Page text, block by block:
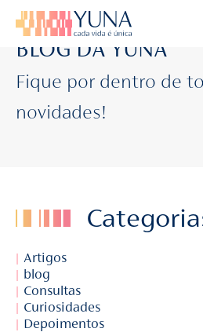
BLOG DA YUNA
Fique por dentro de
novidades!
Artigos
blog
Consultas
Curiosidades
Depoimentos